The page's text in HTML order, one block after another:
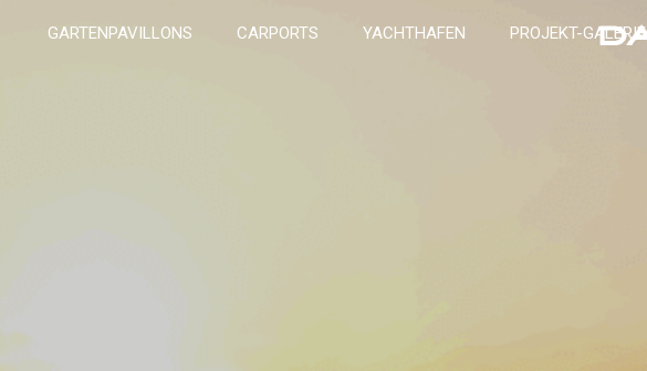
GARTENPAVILLONS CARPORTS YACHTHAFEN PROJEKT-GALERIE